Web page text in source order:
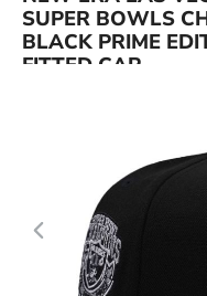
SUPER BOWLS
BLACK PRIME
FITTED CAP
Bildergalerie überspringen